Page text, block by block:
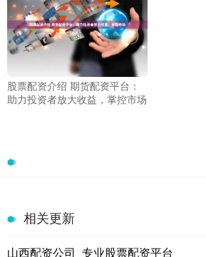
股票配资介绍 期货配资平台：
助力投资者放大收益，掌控市场
相关更新
山西配资公司_专业股票配资平台